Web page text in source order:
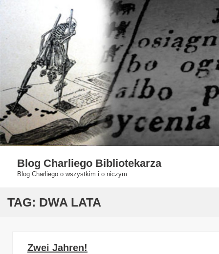
Blog Charliego Bibliotekarza
Blog Charliego o wszystkim i o niczym
TAG: DWA LATA
Zwei Jahren!